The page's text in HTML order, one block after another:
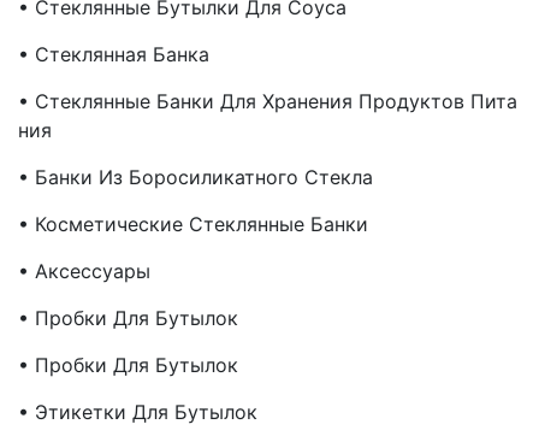
• Стеклянные Бутылки Для Соуса
• Стеклянная Банка
• Стеклянные Банки Для Хранения Продуктов Пита
Ния
• Банки Из Боросиликатного Стекла
• Косметические Стеклянные Банки
• Аксессуары
• Пробки Для Бутылок
• Пробки Для Бутылок
• Этикетки Для Бутылок